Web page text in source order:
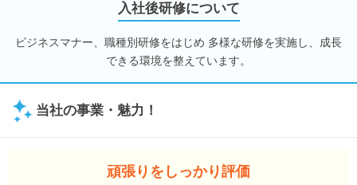
入社後研修について
ビジネスマナー、職種別研修をはじめ 多様な研修を実施し、成長
できる環境を整えています。
当社の事業・魅力！
頑張りをしっかり評価